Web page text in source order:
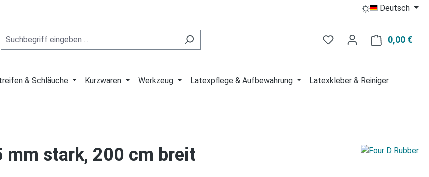
Deutsch
Du hast 0 Produkte auf
0,00 €
& Schläuche Kurzwaren Werkzeug Latexpflege & Aufbewahrung Latexkleber & Reiniger
mm stark, 200 cm breit